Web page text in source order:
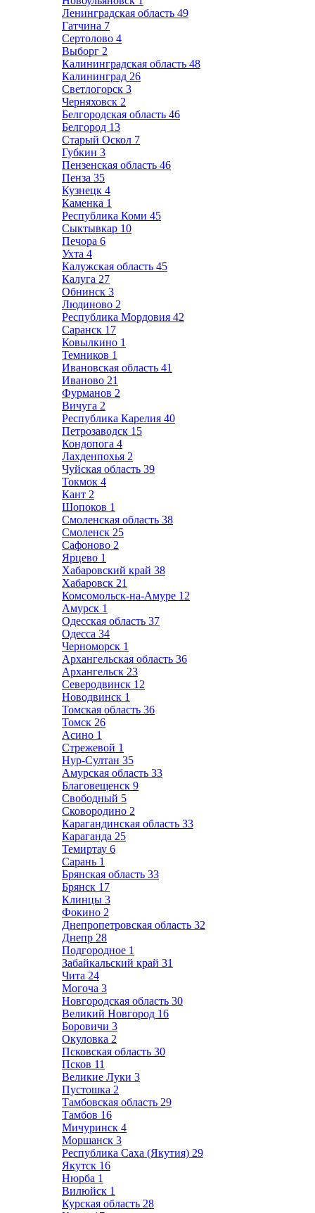
Ленинградская область 49
Гатчина 7
Сертолово 4
Выборг 2
Калининградская область 48
Калининград 26
Светлогорск 3
Черняховск 2
Белгородская область 46
Белгород 13
Старый Оскол 7
Губкин 3
Пензенская область 46
Пенза 35
Кузнецк 4
Каменка 1
Республика Коми 45
Сыктывкар 10
Печора 6
Ухта 4
Калужская область 45
Калуга 27
Обнинск 3
Людиново 2
Республика Мордовия 42
Саранск 17
Ковылкино 1
Темников 1
Ивановская область 41
Иваново 21
Фурманов 2
Вичуга 2
Республика Карелия 40
Петрозаводск 15
Кондопога 4
Лахденпохья 2
Чуйская область 39
Токмок 4
Кант 2
Шопоков 1
Смоленская область 38
Смоленск 25
Сафоново 2
Ярцево 1
Хабаровский край 38
Хабаровск 21
Комсомольск-на-Амуре 12
Амурск 1
Одесская область 37
Одесса 34
Черноморск 1
Архангельская область 36
Архангельск 23
Северодвинск 12
Новодвинск 1
Томская область 36
Томск 26
Асино 1
Стрежевой 1
Нур-Султан 35
Амурская область 33
Благовещенск 9
Свободный 5
Сковородино 2
Карагандинская область 33
Караганда 25
Темиртау 6
Сарань 1
Брянская область 33
Брянск 17
Клинцы 3
Фокино 2
Днепропетровская область 32
Днепр 28
Подгородное 1
Забайкальский край 31
Чита 24
Могоча 3
Новгородская область 30
Великий Новгород 16
Боровичи 3
Окуловка 2
Псковская область 30
Псков 11
Великие Луки 3
Пустошка 2
Тамбовская область 29
Тамбов 16
Мичуринск 4
Моршанск 3
Республика Саха (Якутия) 29
Якутск 16
Нюрба 1
Вилюйск 1
Курская область 28